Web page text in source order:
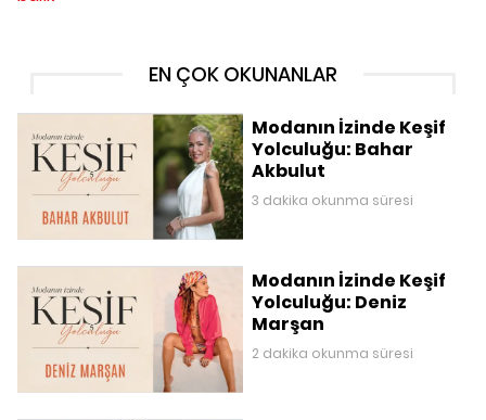
EN ÇOK OKUNANLAR
Modanın İzinde Keşif
Yolculuğu: Bahar
Akbulut
3 dakika okunma süresi
Modanın İzinde Keşif
Yolculuğu: Deniz
Marşan
2 dakika okunma süresi